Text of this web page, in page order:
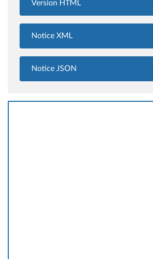
Version HTML
Notice XML
Notice JSON